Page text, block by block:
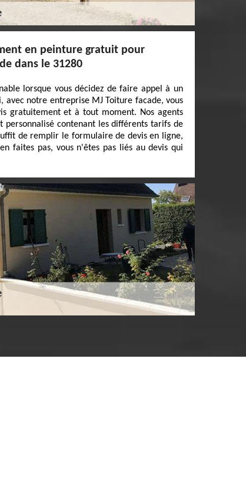
en peinture gratuit pour
dans le 31280
lorsque vous décidez de faire appel à un
avec notre entreprise MJ Toiture facade, vous
gratuitement et à tout moment. Nos agents
personnalisé contenant les différents tarifs de
de remplir le formulaire de devis en ligne,
faites pas, vous n'êtes pas liés au devis qui